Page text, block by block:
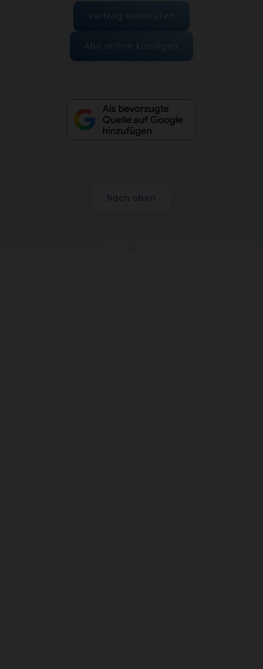
Vertrag widerrufen
Abo online kündigen
Nach oben